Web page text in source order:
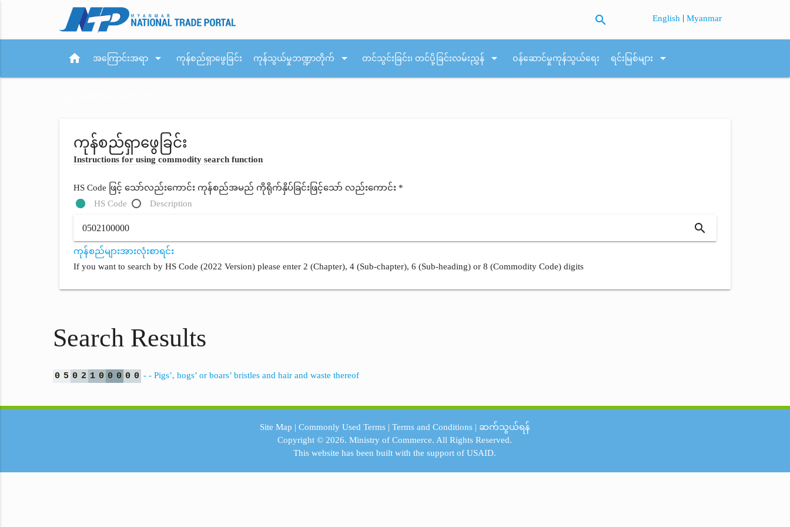
search English |Myanmar
home အကြောင်းအရာ arrow_drop_down ကုန်စည်ရှာဖွေခြင်း ကုန်သွယ်မှုဘဏ္ဍာတိုက် arrow_drop_down တင်သွင်းခြင်း၊ တင်ပို့ခြင်းလမ်းညွှန် arrow_drop_down ဝန်ဆောင်မှုကုန်သွယ်ရေး ရင်းမြစ်များ arrow_drop_down
ကုန်စည်ရှာဖွေခြင်း
Instructions for using commodity search function
HS Code ဖြင့် သော်လည်းကောင်း ကုန်စည်အမည် ကိုရိုက်နှိပ်ခြင်းဖြင့်သော် လည်းကောင်း *
HS Code
Description
search
ကုန်စည်များအားလုံးစာရင်း
If you want to search by HS Code (2022 Version) please enter 2 (Chapter), 4 (Sub-chapter), 6 (Sub-heading) or 8 (Commodity Code) digits
Search Results
0 5 0 2 1 0 0 0 0 0 - - Pigs’, hogs’ or boars’ bristles and hair and waste thereof
Site Map | Commonly Used Terms| Terms and Conditions| ဆက်သွယ်ရန်
Copyright © 2026.Ministry of Commerce. All Rights Reserved.
This website has been built with the support ofUSAID.